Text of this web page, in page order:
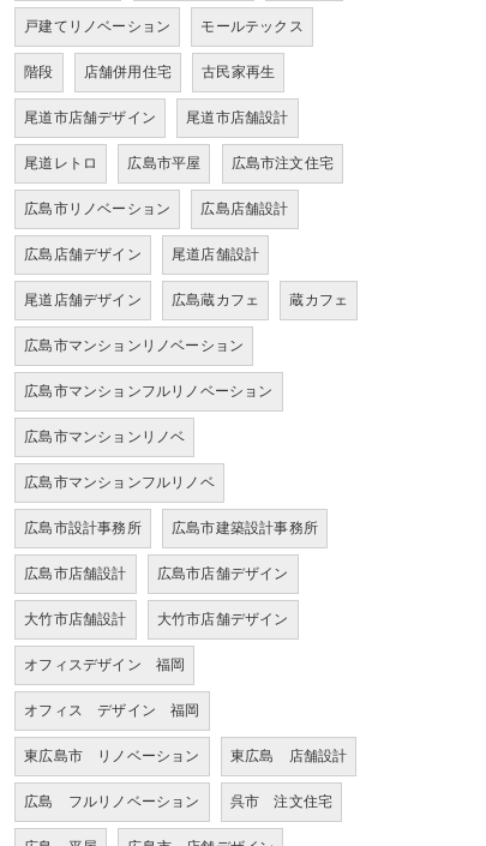
戸建てリノベーション モールテックス
階段 店舗併用住宅 古民家再生
尾道市店舗デザイン 尾道市店舗設計
尾道レトロ 広島市平屋 広島市注文住宅
広島市リノベーション 広島店舗設計
広島店舗デザイン 尾道店舗設計
尾道店舗デザイン 広島蔵カフェ 蔵カフェ
広島市マンションリノベーション
広島市マンションフルリノベーション
広島市マンションリノベ
広島市マンションフルリノベ
広島市設計事務所 広島市建築設計事務所
広島市店舗設計 広島市店舗デザイン
大竹市店舗設計 大竹市店舗デザイン
オフィスデザイン 福岡
オフィス デザイン 福岡
東広島市 リノベーション 東広島 店舗設計
広島 フルリノベーション 呉市 注文住宅